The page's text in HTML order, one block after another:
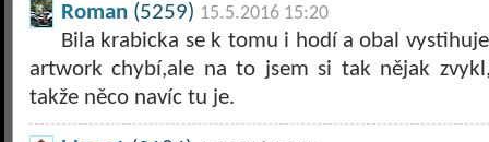
Roman (5259) 15.5.2016 15:20
Bila krabicka se k tomu i hodí a obal
artwork chybí,ale na to jsem si tak nějak
takže něco navíc tu je.